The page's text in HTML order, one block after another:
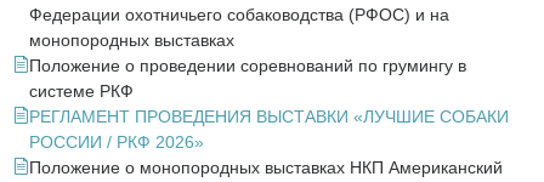
Федерации охотничьего собаководства (РФОС) и на
монопородных выставках
Положение о проведении соревнований по грумингу в
системе РКФ
РЕГЛАМЕНТ ПРОВЕДЕНИЯ ВЫСТАВКИ «ЛУЧШИЕ СОБАКИ
РОССИИ / РКФ 2026»
Положение о монопородных выставках НКП Американский